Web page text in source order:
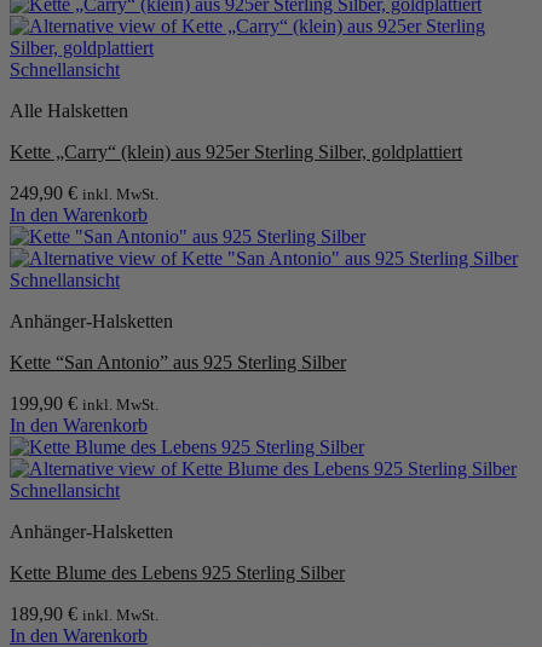
Produkt
weist
mehrere
auf.
Optionen
auf
der
Produktseite
gewählt
werden
Schnellansicht
Alle Halsketten
Kette „Carry“ (klein) aus 925er Sterling Silber, goldplattiert
249,90 € inkl. MwSt.
In den Warenkorb
Schnellansicht
Anhänger-Halsketten
Kette “San Antonio” aus 925 Sterling Silber
199,90 € inkl. MwSt.
In den Warenkorb
Schnellansicht
Anhänger-Halsketten
Kette Blume des Lebens 925 Sterling Silber
189,90 € inkl. MwSt.
In den Warenkorb